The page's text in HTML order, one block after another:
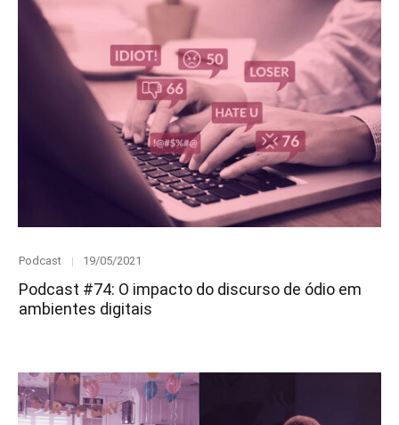
Category
Podcast
Posted
19/05/2021
Podcast #74: O impacto do discurso de ódio em
ambientes digitais